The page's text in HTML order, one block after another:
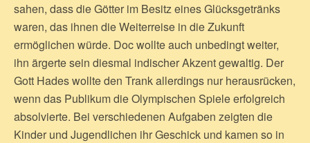
sahen, dass die Götter im Besitz eines Glücksgetränks
waren, das ihnen die Weiterreise in die Zukunft
ermöglichen würde. Doc wollte auch unbedingt weiter,
ihn ärgerte sein diesmal indischer Akzent gewaltig. Der
Gott Hades wollte den Trank allerdings nur herausrücken,
wenn das Publikum die Olympischen Spiele erfolgreich
absolvierte. Bei verschiedenen Aufgaben zeigten die
Kinder und Jugendlichen ihr Geschick und kamen so in